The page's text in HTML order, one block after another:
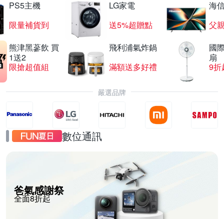
PS5主機
限量補貨到
LG家電
送5%超贈點
海
父
熊津黑蔘飲 買
1送2
限搶超值組
飛利浦氣炸鍋
滿額送多好禮
國
扇
9折
嚴選品牌
數位通訊
爸氣感謝祭
全面8折起